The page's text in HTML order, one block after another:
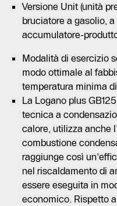
Versione Unit (unità
bruciatore a gasolio,
accumulatore-
Modalità di esercizio
modo ottimale al
temperatura minima
La Logano plus
tecnica a
calore, utilizza anche
combustione
raggiunge così
nel riscaldamento di
essere eseguita in
economico. Rispetto